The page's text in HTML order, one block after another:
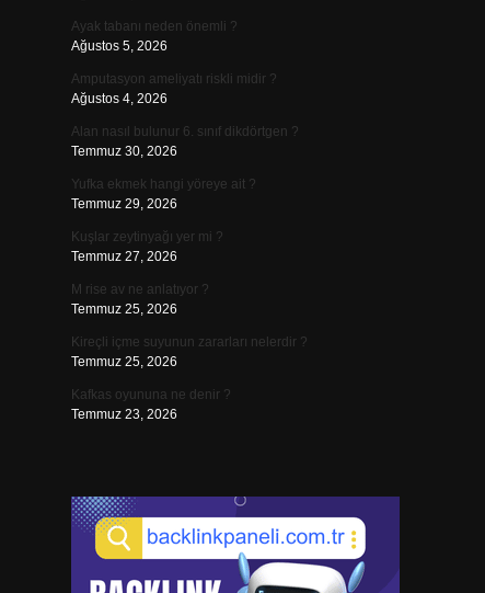
Ayak tabanı neden önemli ?
Ağustos 5, 2026
Amputasyon ameliyatı riskli midir ?
Ağustos 4, 2026
Alan nasıl bulunur 6. sınıf dikdörtgen ?
Temmuz 30, 2026
Yufka ekmek hangi yöreye ait ?
Temmuz 29, 2026
Kuşlar zeytinyağı yer mi ?
Temmuz 27, 2026
M rise av ne anlatıyor ?
Temmuz 25, 2026
Kireçli içme suyunun zararları nelerdir ?
Temmuz 25, 2026
Kafkas oyununa ne denir ?
Temmuz 23, 2026